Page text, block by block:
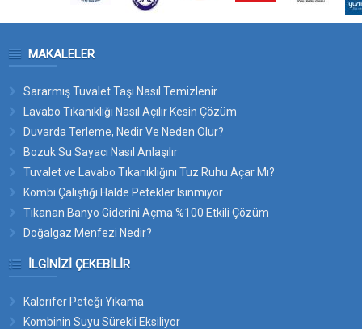
MAKALELER
Sararmış Tuvalet Taşı Nasıl Temizlenir
Lavabo Tıkanıklığı Nasıl Açılır Kesin Çözüm
Duvarda Terleme, Nedir Ve Neden Olur?
Bozuk Su Sayacı Nasıl Anlaşılır
Tuvalet ve Lavabo Tıkanıklığını Tuz Ruhu Açar Mı?
Kombi Çalıştığı Halde Petekler Isınmıyor
Tıkanan Banyo Giderini Açma %100 Etkili Çözüm
Doğalgaz Menfezi Nedir?
İLGINIZI ÇEKEBILIR
Kalorifer Peteği Yıkama
Kombinin Suyu Sürekli Eksiliyor